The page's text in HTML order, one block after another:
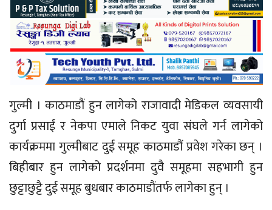
गुल्मी । काठमाडौं हुन लागेको राजावादी मेडिकल व्यवसायी
दुर्गा प्रसाईं र नेकपा एमाले निकट युवा संघले गर्न लागेको
कार्यक्रममा गुल्मीबाट दुई समूह काठमाडौं प्रवेश गरेका छन् ।
बिहीबार हुन लागेको प्रदर्शनमा दुवै समूहमा सहभागी हुन
छुट्टाछुट्टै दुई समूह बुधबार काठमाडौंतर्फ लागेका हुन् ।